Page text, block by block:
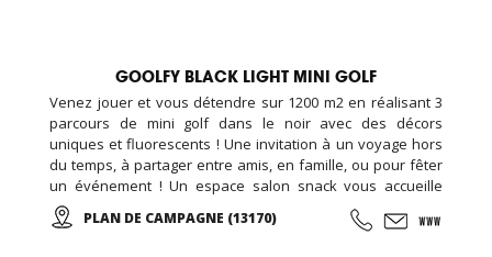
GOOLFY BLACK LIGHT MINI GOLF
Venez jouer et vous détendre sur 1200 m2 en réalisant 3
parcours de mini golf dans le noir avec des décors
uniques et fluorescents ! Une invitation à un voyage hors
du temps, à partager entre amis, en famille, ou pour fêter
un événement ! Un espace salon snack vous accueille
également avec des boissons, confiseries, desserts,
crêpes, tapas et cocktails ... Tous les vendredis de 18h00 à
PLAN DE CAMPAGNE (13170)